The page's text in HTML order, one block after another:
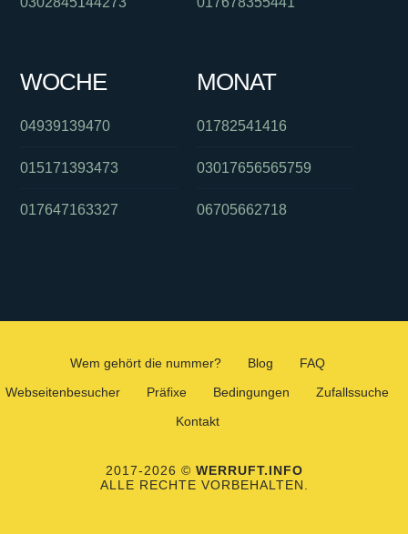
WOCHE
04939139470
015171393473
017647163327
MONAT
01782541416
03017656565759
06705662718
Wem gehört die nummer? Blog
FAQ
Webseitenbesucher
Präfixe Bedingungen
Zufallssuche
Kontakt
2017-2026 © WERRUFT.INFO
ALLE RECHTE VORBEHALTEN.